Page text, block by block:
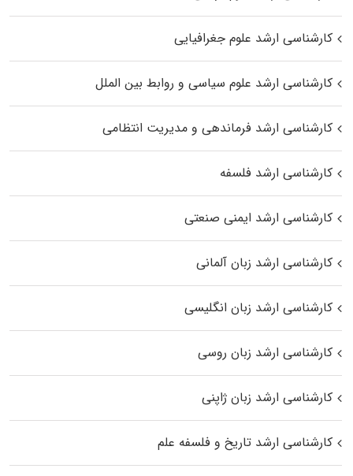
کارشناسی ارشد علوم جغرافیایی
کارشناسی ارشد علوم سیاسی و روابط بین الملل
کارشناسی ارشد فرماندهی و مدیریت انتظامی
کارشناسی ارشد فلسفه
کارشناسی ارشد ایمنی صنعتی
کارشناسی ارشد زبان آلمانی
کارشناسی ارشد زبان انگلیسی
کارشناسی ارشد زبان روسی
کارشناسی ارشد زبان ژاپنی
کارشناسی ارشد تاریخ و فلسفه علم